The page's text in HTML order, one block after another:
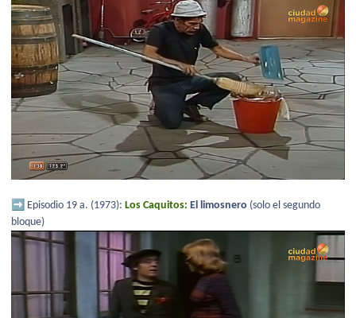
➡️ Episodio 19 a. (1973): Los Caquitos: El limosnero (solo el segundo
bloque)